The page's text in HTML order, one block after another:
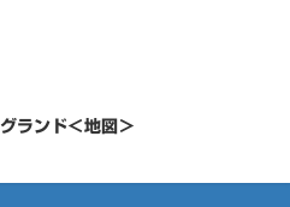
グランド＜地図＞